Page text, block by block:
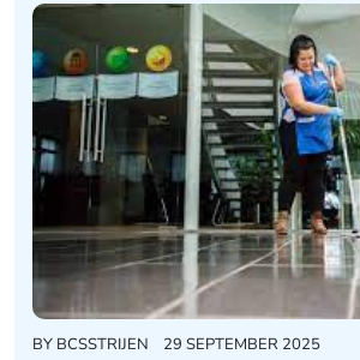
BY BCSSTRIJEN 29 SEPTEMBER 2025